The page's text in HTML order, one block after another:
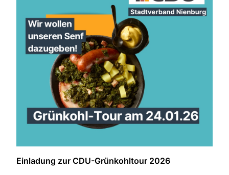
Einladung zur CDU-Grünkohltour 2026